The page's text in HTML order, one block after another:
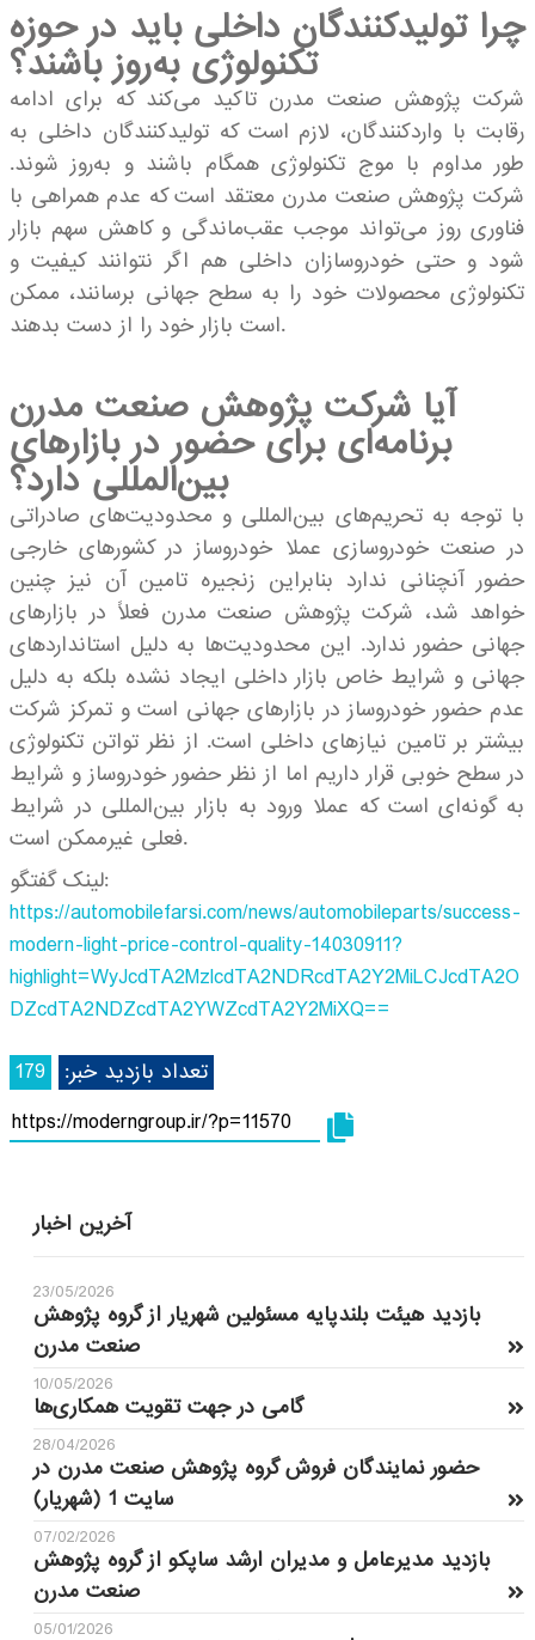
چرا تولیدکنندگان داخلی باید در حوزه
تکنولوژی به‌روز باشند؟
شرکت پژوهش صنعت مدرن تاکید می‌کند که برای ادامه
رقابت با واردکنندگان، لازم است که تولیدکنندگان داخلی به
طور مداوم با موج تکنولوژی همگام باشند و به‌روز شوند.
شرکت پژوهش صنعت مدرن معتقد است که عدم همراهی با
فناوری روز می‌تواند موجب عقب‌ماندگی و کاهش سهم بازار
شود و حتی خودروسازان داخلی هم اگر نتوانند کیفیت و
تکنولوژی محصولات خود را به سطح جهانی برسانند، ممکن
است بازار خود را از دست بدهند.
آیا شرکت پژوهش صنعت مدرن
برنامه‌ای برای حضور در بازارهای
بین‌المللی دارد؟
با توجه به تحریم‌های بین‌المللی و محدودیت‌های صادراتی
در صنعت خودروسازی عملا خودروساز در کشورهای خارجی
حضور آنچنانی ندارد بنابراین زنجیره تامین آن نیز چنین
خواهد شد، شرکت پژوهش صنعت مدرن فعلاً در بازارهای
جهانی حضور ندارد. این محدودیت‌ها به دلیل استانداردهای
جهانی و شرایط خاص بازار داخلی ایجاد نشده بلکه به دلیل
عدم حضور خودروساز در بازارهای جهانی است و تمرکز شرکت
بیشتر بر تامین نیازهای داخلی است. از نظر تواتن تکنولوژی
در سطح خوبی قرار داریم اما از نظر حضور خودروساز و شرایط
به گونه‌ای است که عملا ورود به بازار بین‌المللی در شرایط
فعلی غیرممکن است.
لینک گفتگو:
https://automobilefarsi.com/news/automobileparts/success-
modern-light-price-control-quality-14030911?
highlight=WyJcdTA2MzlcdTA2NDRcdTA2Y2MiLCJcdTA2O
DZcdTA2NDZcdTA2YWZcdTA2Y2MiXQ==
تعداد بازدید خبر:
179
آخرین اخبار
23/05/2026
بازدید هیئت بلندپایه مسئولین شهریار از گروه پژوهش
صنعت مدرن
10/05/2026
گامی در جهت تقویت همکاری‌ها
28/04/2026
حضور نمایندگان فروش گروه پژوهش صنعت مدرن در
سایت 1 (شهریار)
07/02/2026
بازدید مدیرعامل و مدیران ارشد ساپکو از گروه پژوهش
صنعت مدرن
05/01/2026